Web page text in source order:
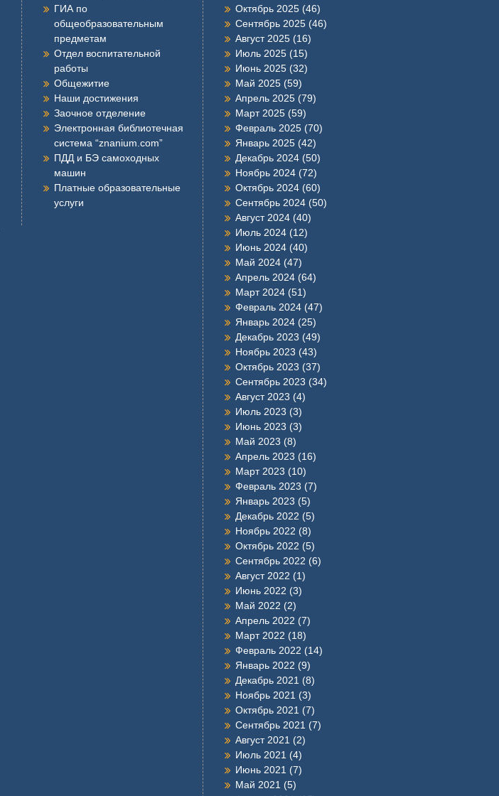
ГИА по
общеобразовательным
предметам
Отдел воспитательной
работы
Общежитие
Наши достижения
Заочное отделение
Электронная библиотечная
система “znanium.com”
ПДД и БЭ самоходных
машин
Платные образовательные
услуги
Октябрь 2025 (46)
Сентябрь 2025 (46)
Август 2025 (16)
Июль 2025 (15)
Июнь 2025 (32)
Май 2025 (59)
Апрель 2025 (79)
Март 2025 (59)
Февраль 2025 (70)
Январь 2025 (42)
Декабрь 2024 (50)
Ноябрь 2024 (72)
Октябрь 2024 (60)
Сентябрь 2024 (50)
Август 2024 (40)
Июль 2024 (12)
Июнь 2024 (40)
Май 2024 (47)
Апрель 2024 (64)
Март 2024 (51)
Февраль 2024 (47)
Январь 2024 (25)
Декабрь 2023 (49)
Ноябрь 2023 (43)
Октябрь 2023 (37)
Сентябрь 2023 (34)
Август 2023 (4)
Июль 2023 (3)
Июнь 2023 (3)
Май 2023 (8)
Апрель 2023 (16)
Март 2023 (10)
Февраль 2023 (7)
Январь 2023 (5)
Декабрь 2022 (5)
Ноябрь 2022 (8)
Октябрь 2022 (5)
Сентябрь 2022 (6)
Август 2022 (1)
Июнь 2022 (3)
Май 2022 (2)
Апрель 2022 (7)
Март 2022 (18)
Февраль 2022 (14)
Январь 2022 (9)
Декабрь 2021 (8)
Ноябрь 2021 (3)
Октябрь 2021 (7)
Сентябрь 2021 (7)
Август 2021 (2)
Июль 2021 (4)
Июнь 2021 (7)
Май 2021 (5)